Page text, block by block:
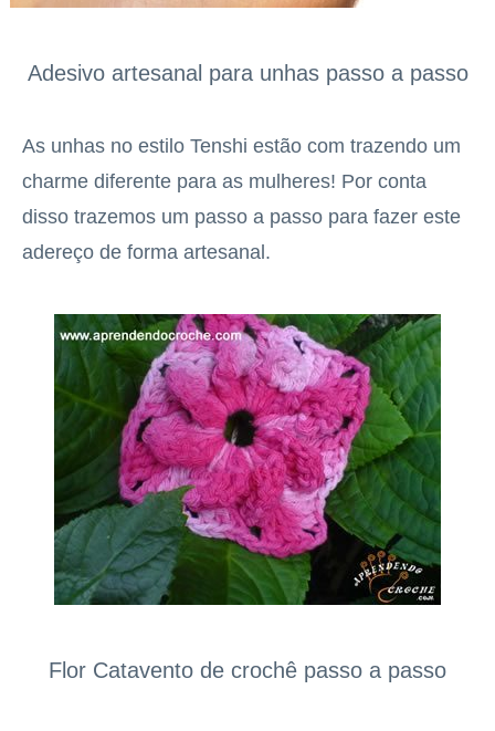
Adesivo artesanal para unhas passo a passo
As unhas no estilo Tenshi estão com trazendo um
charme diferente para as mulheres! Por conta
disso trazemos um passo a passo para fazer este
adereço de forma artesanal.
Flor Catavento de crochê passo a passo